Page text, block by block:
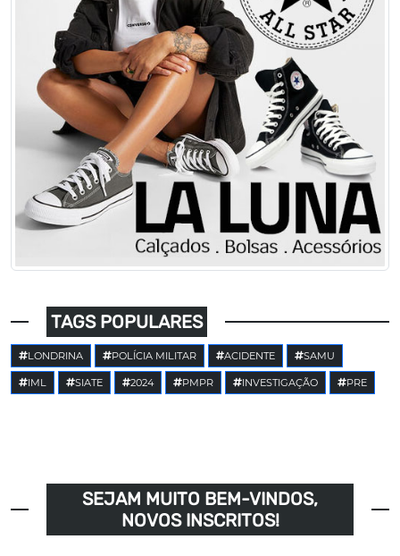
TAGS POPULARES
LONDRINA POLÍCIA MILITAR ACIDENTE SAMU
IML SIATE 2024 PMPR INVESTIGAÇÃO PRE
SEJAM MUITO BEM-VINDOS,
NOVOS INSCRITOS!